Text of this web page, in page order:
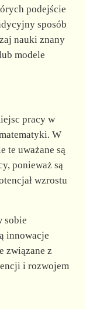
podejście
sposób
nauki znany
modele
pracy w
W
te uważane są
ponieważ są
wzrostu
sobie
innowacje
związane z
i rozwojem